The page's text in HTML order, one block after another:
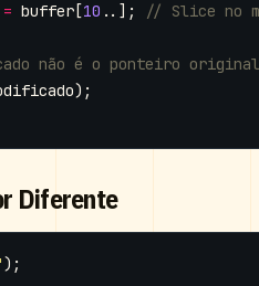
= buffer [10 ..];
);
Diferente
);